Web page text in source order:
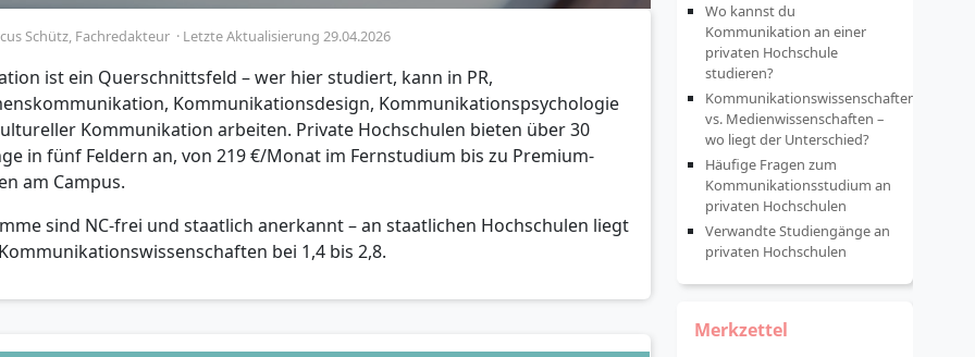
Schütz, Fachredakteur · Letzte Aktualisierung 29.04.2026
ist ein Querschnittsfeld – wer hier studiert, kann in PR,
Kommunikationsdesign, Kommunikationspsychologie
Kommunikation arbeiten. Private Hochschulen bieten über 30
in fünf Feldern an, von 219 €/Monat im Fernstudium bis zu Premium-
am Campus.
sind NC-frei und staatlich anerkannt – an staatlichen Hochschulen liegt
bei 1,4 bis 2,8.
Wo kannst du
Kommunikation an einer
privaten Hochschule
studieren?
Kommunikationswissenschaften
vs. Medienwissenschaften –
wo liegt der Unterschied?
Häufige Fragen zum
Kommunikationsstudium an
privaten Hochschulen
Verwandte Studiengänge an
privaten Hochschulen
Merkzettel